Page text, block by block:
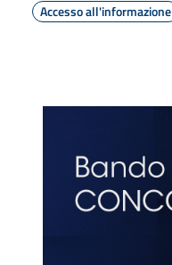
Accesso all'informazione